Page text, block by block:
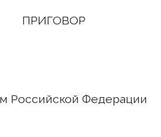
ПРИГОВОР
Российской Федерации